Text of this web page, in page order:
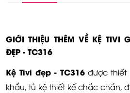
GIỚI THIỆU THÊM VỀ KỆ TIVI
ĐẸP - TC316
Kệ Tivi đẹp - TC316 được thiết
khẩu, tủ kệ thiết kế chắc chắn,